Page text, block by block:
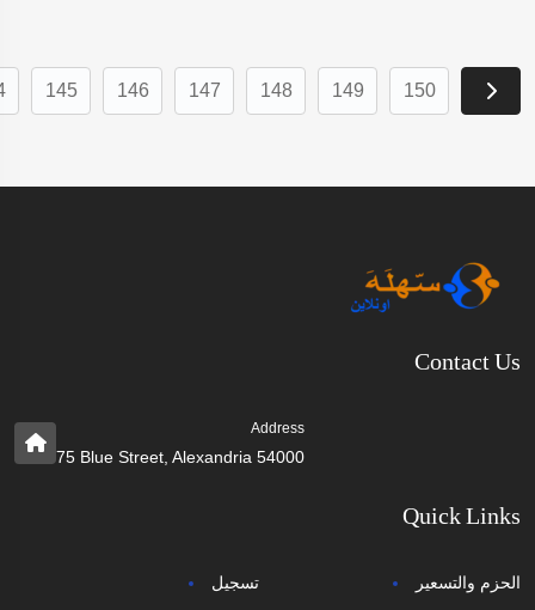
145 146 147 148 149 150
Contact Us
Address
75 Blue Street, Alexandria 54000
Quick Links
تسجيل الحزم والتسعير